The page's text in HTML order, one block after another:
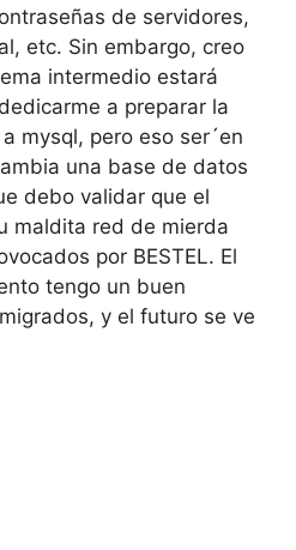
de servidores,
etc. Sin embargo, creo
intermedio estará
a preparar la
mysql, pero eso ser´en
una base de datos
debo validar que el
maldita red de mierda
por BESTEL. El
tengo un buen
y el futuro se ve